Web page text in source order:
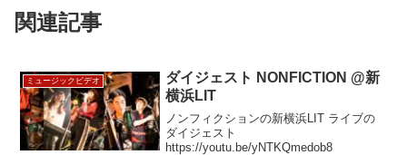
関連記事
ミュージックビデオ
ダイジェスト NONFICTION @新
横浜LIT
ノンフィクションの新横浜LIT ライブの
ダイジェスト
https://youtu.be/yNTKQmedob8